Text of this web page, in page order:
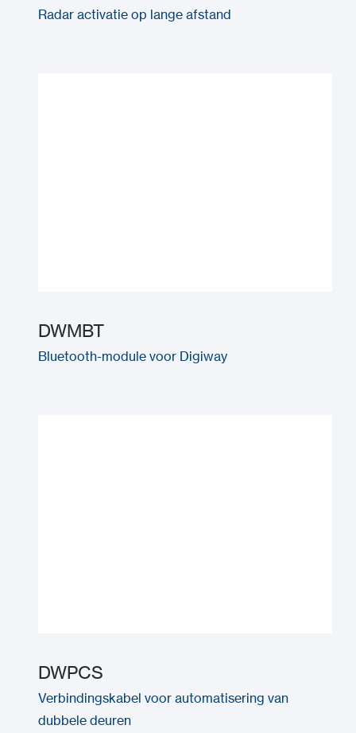
Radar activatie op lange afstand
DWMBT
Bluetooth-module voor Digiway
DWPCS
Verbindingskabel voor automatisering van
dubbele deuren